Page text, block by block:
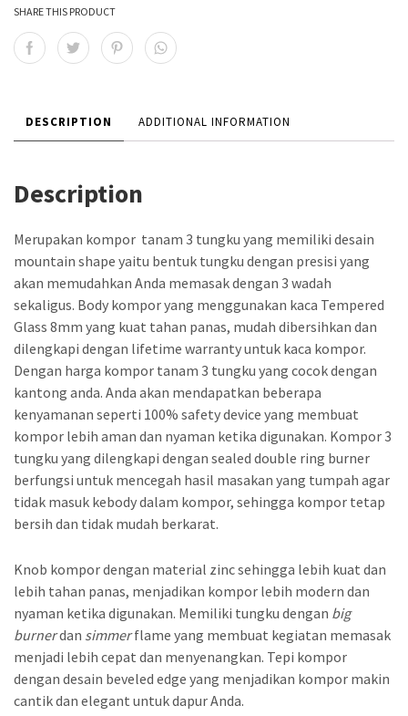
SHARE THIS PRODUCT
DESCRIPTION ADDITIONAL INFORMATION
Description
Merupakan kompor tanam 3 tungku yang memiliki desain
mountain shape yaitu bentuk tungku dengan presisi yang
akan memudahkan Anda memasak dengan 3 wadah
sekaligus. Body kompor yang menggunakan kaca Tempered
Glass 8mm yang kuat tahan panas, mudah dibersihkan dan
dilengkapi dengan lifetime warranty untuk kaca kompor.
Dengan harga kompor tanam 3 tungku yang cocok dengan
kantong anda. Anda akan mendapatkan beberapa
kenyamanan seperti 100% safety device yang membuat
kompor lebih aman dan nyaman ketika digunakan. Kompor 3
tungku yang dilengkapi dengan sealed double ring burner
berfungsi untuk mencegah hasil masakan yang tumpah agar
tidak masuk kebody dalam kompor, sehingga kompor tetap
bersih dan tidak mudah berkarat.
Knob kompor dengan material zinc sehingga lebih kuat dan
lebih tahan panas, menjadikan kompor lebih modern dan
nyaman ketika digunakan. Memiliki tungku dengan big
burnerdan simmerflame yang membuat kegiatan memasak
menjadi lebih cepat dan menyenangkan. Tepi kompor
dengan desain beveled edge yang menjadikan kompor makin
cantik dan elegant untuk dapur Anda.